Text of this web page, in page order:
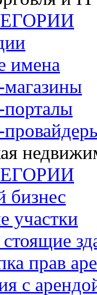
имена
бизнес
участки
прав
с